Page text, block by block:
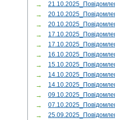
→
→
→
→
→
→
→
→
→
→
→
→